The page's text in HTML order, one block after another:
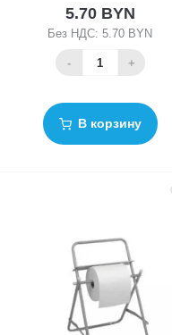
5.70 BYN
Без НДС: 5.70 BYN
- +
В корзину